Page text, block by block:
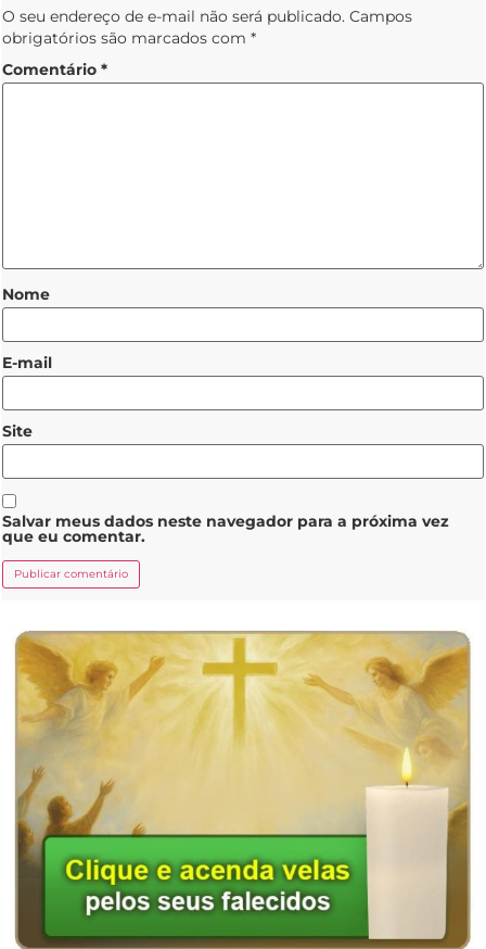
O seu endereço de e-mail não será publicado. Campos
obrigatórios são marcados com *
Comentário *
Nome
E-mail
Site
Salvar meus dados neste navegador para a próxima vez
que eu comentar.